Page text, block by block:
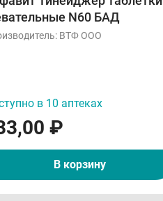
N60 БАД
ВТФ ООО
в 10 аптеках
₽
В корзину